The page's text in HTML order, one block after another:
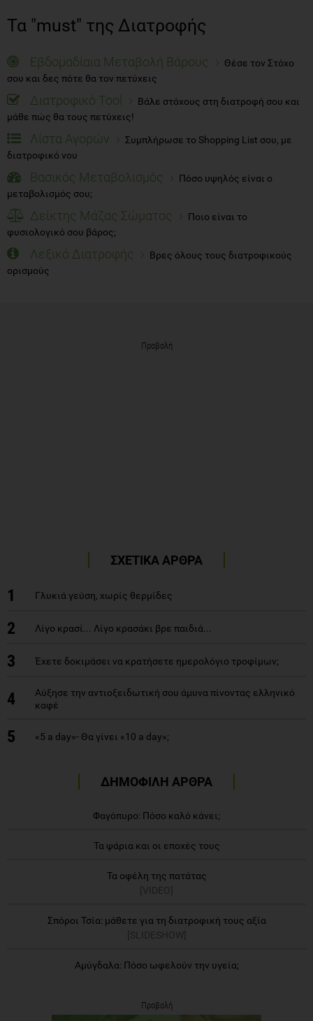
Τα "must" της Διατροφής
Εβδομαδίαια Μεταβολή Βάρους
Θέσε τον Στόχο
σου και δες πότε θα τον πετύχεις
Διατροφικό Tool
Βάλε στόχους στη διατροφή σου και
μάθε πώς θα τους πετύχεις!
Λίστα Αγορών
Συμπλήρωσε το Shopping List σου, με
διατροφικό νου
Βασικός Μεταβολισμός
Πόσο υψηλός είναι ο
μεταβολισμός σου;
Δείκτης Μάζας Σώματος
Ποιο είναι το
φυσιολογικό σου βάρος;
Λεξικό Διατροφής
Βρες όλους τους διατροφικούς
ορισμούς
Προβολή
ΣΧΕΤΙΚΑ ΑΡΘΡΑ
1 Γλυκιά γεύση, χωρίς θερμίδες
2 Λίγο κρασί... Λίγο κρασάκι βρε παιδιά...
3 Έχετε δοκιμάσει να κρατήσετε ημερολόγιο τροφίμων;
4
Αύξησε την αντιοξειδωτική σου άμυνα πίνοντας ελληνικό
καφέ
5 «5 a day»- Θα γίνει «10 a day»;
ΔΗΜΟΦΙΛΗ ΑΡΘΡΑ
Φαγόπυρο: Πόσο καλό κάνει;
Τα ψάρια και οι εποχές τους
Τα οφέλη της πατάτας
[VIDEO]
Σπόροι Τσία: μάθετε για τη διατροφική τους αξία
[SLIDESHOW]
Αμύγδαλα: Πόσο ωφελούν την υγεία;
Προβολή